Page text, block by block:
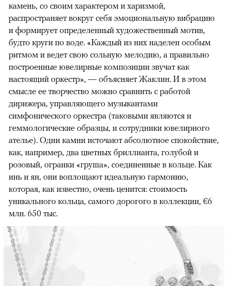
камень, со своим характером и харизмой,
распространяет вокруг себя эмоциональную вибрацию
и формирует определенный художественный мотив,
будто круги по воде. «Каждый из них наделен особым
ритмом и ведет свою сольную мелодию, а правильно
построенные ювелирные композиции звучат как
настоящий оркестр», — объясняет Жаклин. И в этом
смысле ее творчество можно сравнить с работой
дирижера, управляющего музыкантами
симфонического оркестра (таковыми являются и
геммологические образцы, и сотрудники ювелирного
ателье). Одни камни источают абсолютное спокойствие,
как, например, два цветных бриллианта, голубой и
розовый, огранки «груша», соединенные в кольце. Как
инь и ян, они воплощают идеальную гармонию,
которая, как известно, очень ценится: стоимость
уникального кольца, самого дорогого в коллекции, €6
млн. 650 тыс.